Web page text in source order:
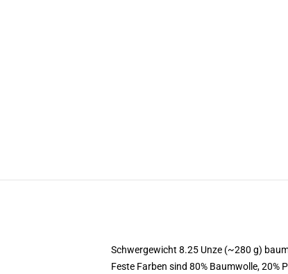
Schwergewicht 8.25 Unze (~280 g)
Feste Farben sind 80% Baumwolle, 20%